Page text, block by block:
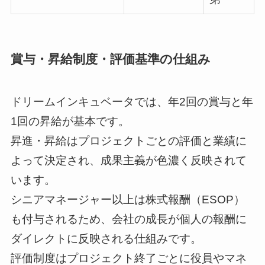
賞与・昇給制度・評価基準の仕組み
ドリームインキュベータでは、年2回の賞与と年
1回の昇給が基本です。
昇進・昇給はプロジェクトごとの評価と業績に
よって決定され、成果主義が色濃く反映されて
います。
シニアマネージャー以上は株式報酬（ESOP）
も付与されるため、会社の成長が個人の報酬に
ダイレクトに反映される仕組みです。
評価制度はプロジェクト終了ごとに役員やマネ